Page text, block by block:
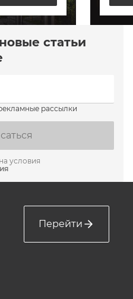
статьи
рассылки
условия
Перейти